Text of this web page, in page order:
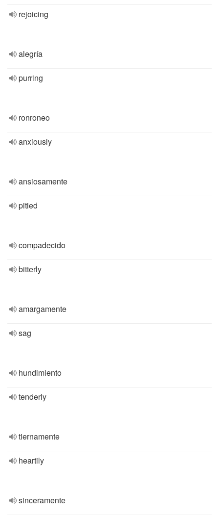
rejoicing
alegría
purring
ronroneo
anxiously
ansiosamente
pitied
compadecido
bitterly
amargamente
sag
hundimiento
tenderly
tiernamente
heartily
sinceramente